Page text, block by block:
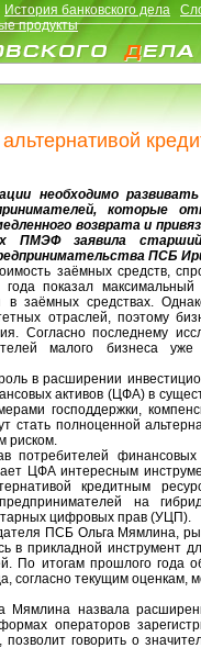
История банковского дела
продукты
необходимо
которые
возврата и
заявила старший
ПСБ
заёмных средств,
показал максимальный
в заёмных средствах.
отраслей, поэтому
Согласно последнему
малого бизнеса уже
в расширении
активов (ЦФА) в
господдержки,
стать полноценной
риском.
финансовых
ЦФА интересным
кредитным
на
цифровых прав (УЦП).
ПСБ Ольга Мямлина,
в прикладной инструмент
По итогам прошлого года
согласно текущим оценкам,
Мямлина назвала
операторов
говорить о